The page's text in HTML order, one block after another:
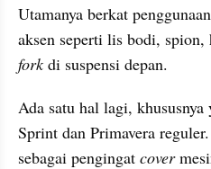
Utamanya berkat
aksen seperti lis bodi, spion,
fork di suspensi depan.
Ada satu hal lagi,
Sprint dan Primavera
sebagai pengingat cover